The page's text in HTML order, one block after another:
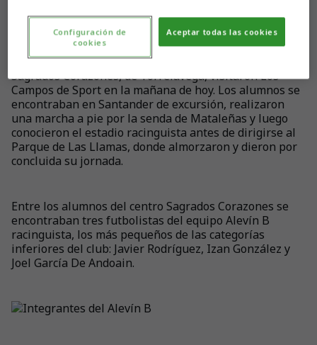
Los escolares de quinto y sexto de primaria del colegio
Sagrados Corazones, de Torrelavega, visitaron Los
Campos de Sport en la mañana de hoy. Los alumnos se
encontraban en Santander de excursión, realizaron
una marcha a pie por la senda de Mataleñas y luego
conocieron el estadio racinguista antes de dirigirse al
Parque de Las Llamas, donde almorzaron y dieron por
concluida su jornada.
Entre los alumnos del centro Sagrados Corazones se
encontraban tres futbolistas del equipo Alevín B
racinguista, los más pequeños de las categorías
inferiores del club: Javier Rodríguez, Izan González y
Joel García De Andoain.
Aceptar todas las cookies
Configuración de
cookies